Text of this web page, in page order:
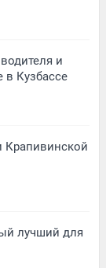
и
в Кузбассе
Крапивинской
лучший для